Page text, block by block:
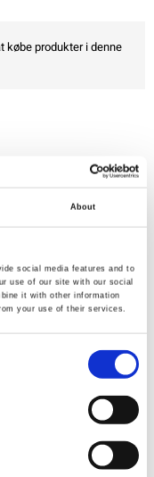
About
social media features and to
use of our site with our social
it with other information
your use of their services.
købe produkter i denne
112,00
100% Bomuld
0,152 Kg.